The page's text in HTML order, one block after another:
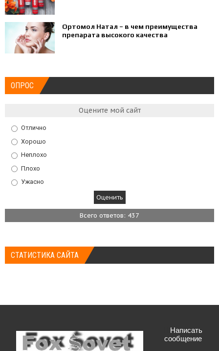
Ортомол Натал – в чем преимущества
препарата высокого качества
ОПРОС
Оцените мой сайт
Отлично
Хорошо
Неплохо
Плохо
Ужасно
Всего ответов: 437
СТАТИСТИКА САЙТА
Написать
сообщение